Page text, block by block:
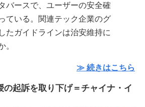
バースで、ユーザーの安全確
ている。関連テック企業のグ
たガイドラインは治安維持に
。
≫ 続きはこちら
の起訴を取り下げ＝チャイナ・イ